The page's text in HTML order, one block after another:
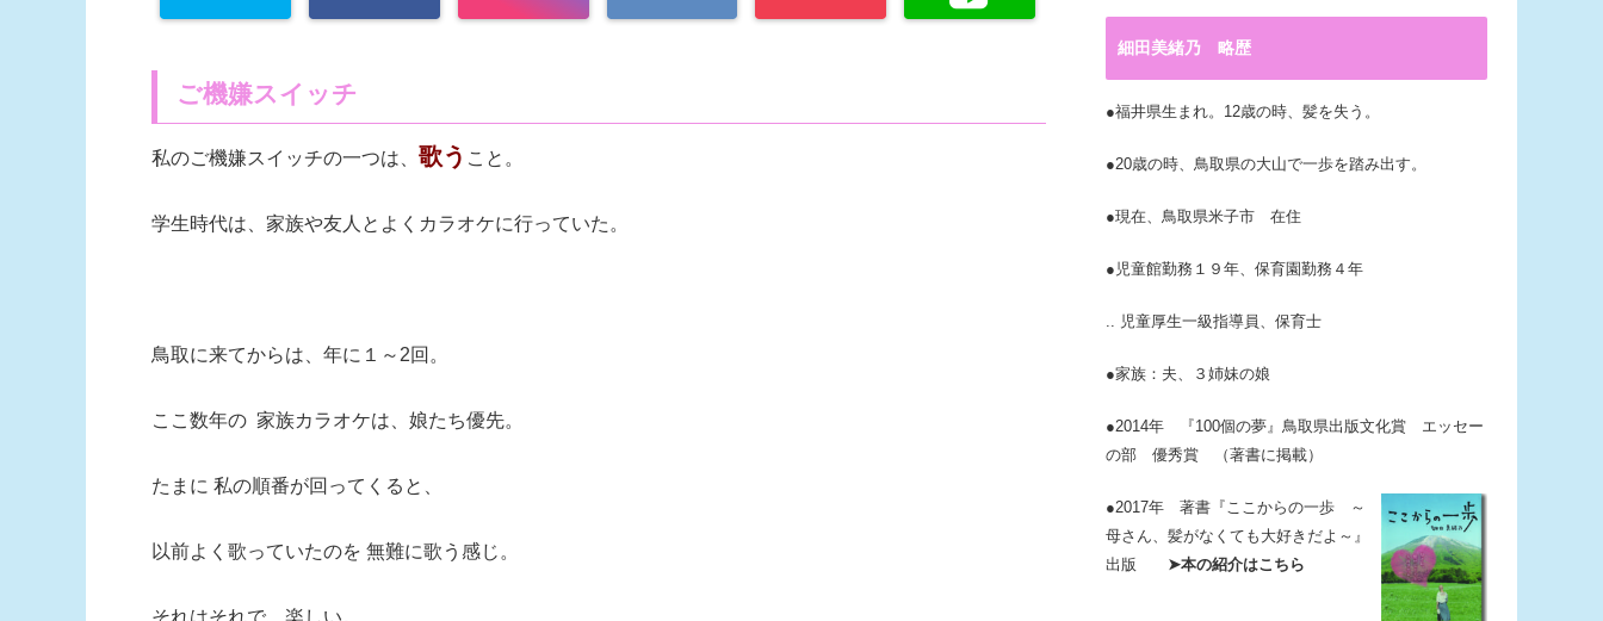
ご機嫌スイッチ
私のご機嫌スイッチの一つは、 歌う こと。
学生時代は、家族や友人とよくカラオケに行っていた。
鳥取に来てからは、年に１～2回。
ここ数年の 家族カラオケは、娘たち優先。
たまに 私の順番が回ってくると、
以前よく歌っていたのを 無難に歌う感じ。
それはそれで、楽しい。
細田美緒乃 略歴
●福井県生まれ。12歳の時、髪を失う。
●20歳の時、鳥取県の大山で一歩を踏み出す。
●現在、鳥取県米子市 在住
●児童館勤務１９年、保育園勤務４年
.. 児童厚生一級指導員、保育士
●家族：夫、３姉妹の娘
●2014年 『100個の夢』鳥取県出版文化賞 エッセー
の部 優秀賞 （著書に掲載）
●2017年 著書『ここからの一歩 ～
母さん、髪がなくても大好きだよ～』
出版 ➤本の紹介はこちら